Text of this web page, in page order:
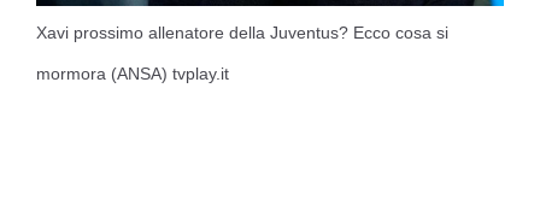
Xavi prossimo allenatore della Juventus? Ecco cosa si
mormora (ANSA) tvplay.it